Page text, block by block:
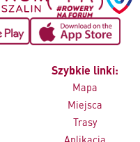
Szybkie linki:
Mapa
Miejsca
Trasy
Aplikacja